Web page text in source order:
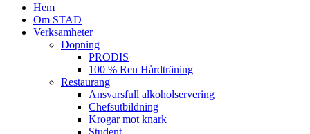
Hem
Om STAD
Verksamheter
Dopning
PRODIS
100 % Ren Hårdträning
Restaurang
Ansvarsfull alkoholservering
Chefsutbildning
Krogar mot knark
Student